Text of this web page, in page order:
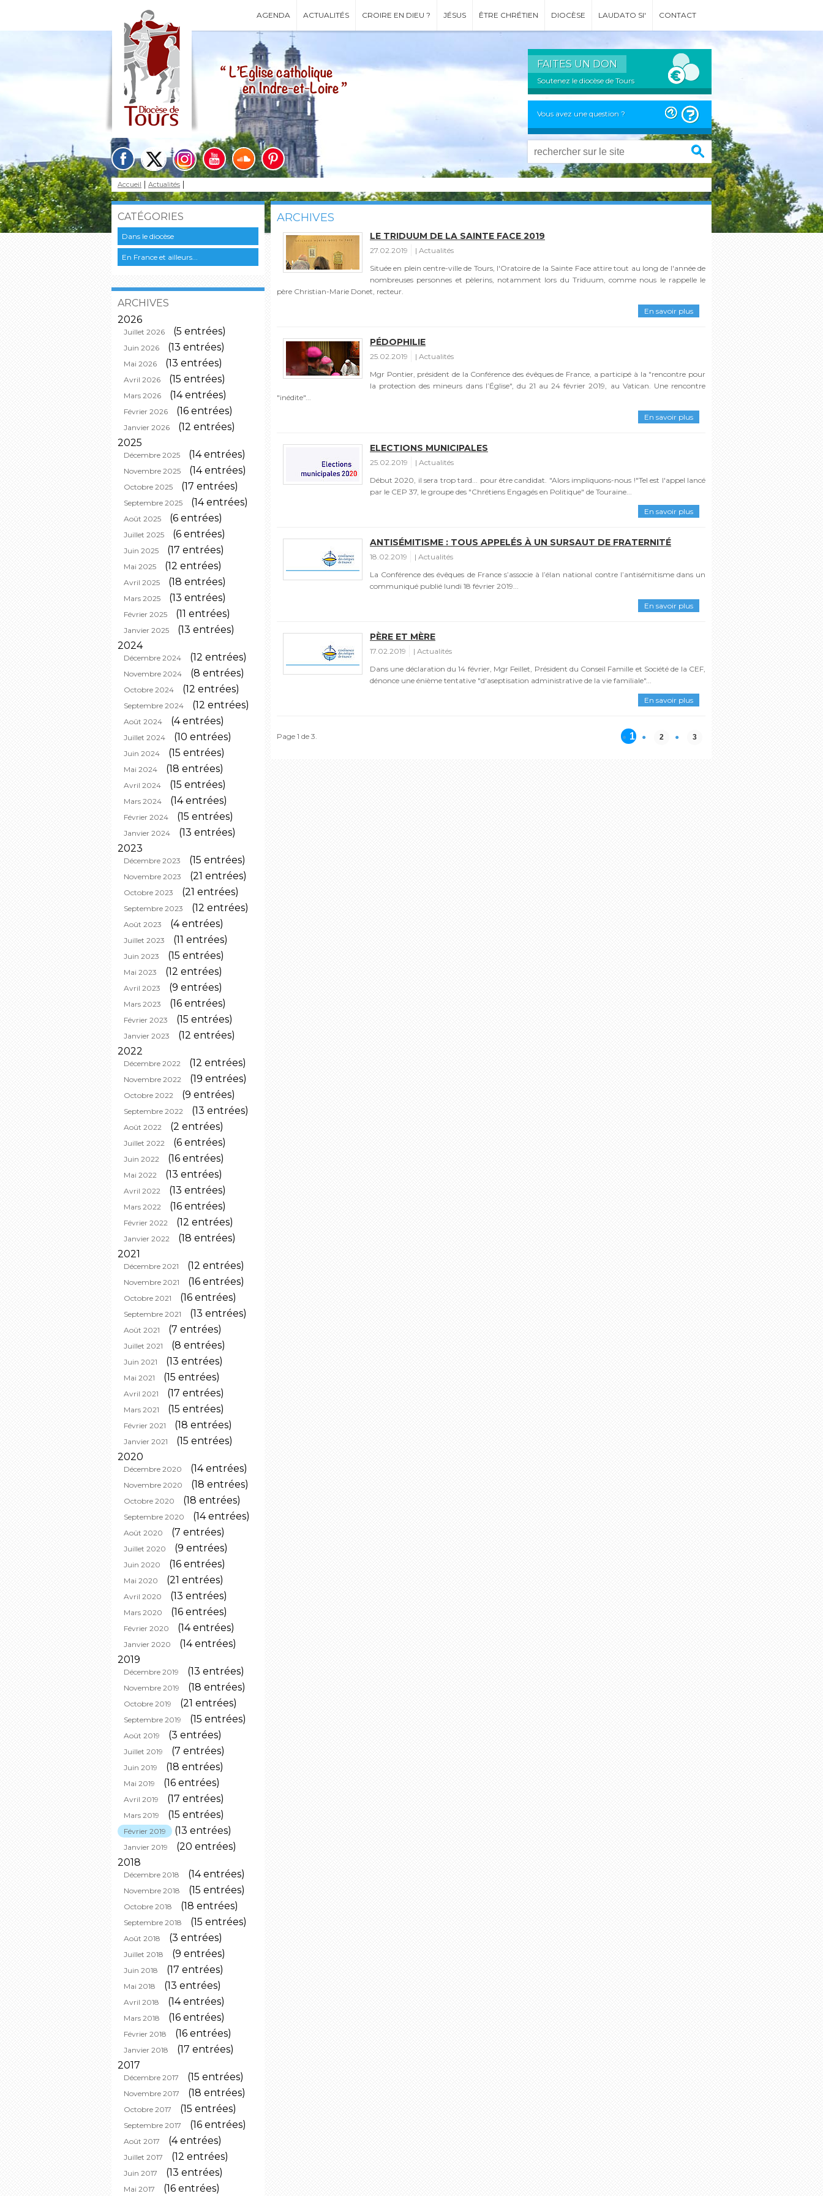
AGENDA ACTUALITÉS CROIRE EN DIEU ? JÉSUS ÊTRE CHRÉTIEN DIOCÈSE LAUDATO SI' CONTACT
FAITES UN DON
Soutenez le diocèse de Tours
Vous avez une question ?
Accueil Actualités
CATÉGORIES
Dans le diocèse
En France et ailleurs...
ARCHIVES
2026
Juillet 2026 (5 entrées)
Juin 2026 (13 entrées)
Mai 2026 (13 entrées)
Avril 2026 (15 entrées)
Mars 2026 (14 entrées)
Février 2026 (16 entrées)
Janvier 2026
(12 entrées)
2025
Décembre 2025 (14 entrées)
Novembre 2025 (14 entrées)
Octobre 2025 (17 entrées)
Septembre 2025 (14 entrées)
Août 2025 (6 entrées)
Juillet 2025 (6 entrées)
Juin 2025 (17 entrées)
Mai 2025 (12 entrées)
Avril 2025 (18 entrées)
Mars 2025 (13 entrées)
Février 2025 (11 entrées)
Janvier 2025
(13 entrées)
2024
Décembre 2024 (12 entrées)
Novembre 2024 (8 entrées)
Octobre 2024 (12 entrées)
Septembre 2024 (12 entrées)
Août 2024 (4 entrées)
Juillet 2024 (10 entrées)
Juin 2024 (15 entrées)
Mai 2024 (18 entrées)
Avril 2024 (15 entrées)
Mars 2024 (14 entrées)
Février 2024 (15 entrées)
Janvier 2024
(13 entrées)
2023
Décembre 2023 (15 entrées)
Novembre 2023 (21 entrées)
Octobre 2023 (21 entrées)
Septembre 2023 (12 entrées)
Août 2023 (4 entrées)
Juillet 2023 (11 entrées)
Juin 2023 (15 entrées)
Mai 2023 (12 entrées)
Avril 2023 (9 entrées)
Mars 2023 (16 entrées)
Février 2023 (15 entrées)
Janvier 2023
(12 entrées)
2022
Décembre 2022 (12 entrées)
Novembre 2022 (19 entrées)
Octobre 2022 (9 entrées)
Septembre 2022 (13 entrées)
Août 2022 (2 entrées)
Juillet 2022 (6 entrées)
Juin 2022 (16 entrées)
Mai 2022 (13 entrées)
Avril 2022 (13 entrées)
Mars 2022 (16 entrées)
Février 2022 (12 entrées)
Janvier 2022
(18 entrées)
2021
Décembre 2021 (12 entrées)
Novembre 2021 (16 entrées)
Octobre 2021 (16 entrées)
Septembre 2021 (13 entrées)
Août 2021 (7 entrées)
Juillet 2021 (8 entrées)
Juin 2021 (13 entrées)
Mai 2021 (15 entrées)
Avril 2021 (17 entrées)
Mars 2021 (15 entrées)
Février 2021 (18 entrées)
Janvier 2021
(15 entrées)
2020
Décembre 2020 (14 entrées)
Novembre 2020 (18 entrées)
Octobre 2020 (18 entrées)
Septembre 2020 (14 entrées)
Août 2020 (7 entrées)
Juillet 2020 (9 entrées)
Juin 2020 (16 entrées)
Mai 2020 (21 entrées)
Avril 2020 (13 entrées)
Mars 2020 (16 entrées)
Février 2020 (14 entrées)
Janvier 2020
(14 entrées)
2019
Décembre 2019 (13 entrées)
Novembre 2019 (18 entrées)
Octobre 2019 (21 entrées)
Septembre 2019 (15 entrées)
Août 2019 (3 entrées)
Juillet 2019 (7 entrées)
Juin 2019 (18 entrées)
Mai 2019 (16 entrées)
Avril 2019 (17 entrées)
Mars 2019 (15 entrées)
Février 2019 (13 entrées)
Janvier 2019
(20 entrées)
2018
Décembre 2018 (14 entrées)
Novembre 2018 (15 entrées)
Octobre 2018 (18 entrées)
Septembre 2018 (15 entrées)
Août 2018 (3 entrées)
Juillet 2018 (9 entrées)
Juin 2018 (17 entrées)
Mai 2018 (13 entrées)
Avril 2018 (14 entrées)
Mars 2018 (16 entrées)
Février 2018 (16 entrées)
Janvier 2018
(17 entrées)
2017
Décembre 2017 (15 entrées)
Novembre 2017 (18 entrées)
Octobre 2017 (15 entrées)
Septembre 2017 (16 entrées)
Août 2017 (4 entrées)
Juillet 2017 (12 entrées)
Juin 2017 (13 entrées)
Mai 2017 (16 entrées)
ARCHIVES
LE TRIDUUM DE LA SAINTE FACE 2019
27.02.2019
Actualités
Située en plein centre-ville de Tours, l'Oratoire de la Sainte Face attire tout au long de l'année de
nombreuses personnes et pèlerins, notamment lors du Triduum, comme nous le rappelle le
père Christian-Marie Donet, recteur.
En savoir plus
PÉDOPHILIE
25.02.2019
Actualités
Mgr Pontier, président de la Conférence des évêques de France, a participé à la "rencontre pour
la protection des mineurs dans l’Église", du 21 au 24 février 2019, au Vatican. Une rencontre
"inédite"...
En savoir plus
ELECTIONS MUNICIPALES
25.02.2019
Actualités
Début 2020, il sera trop tard... pour être candidat. "Alors impliquons-nous !"Tel est l'appel lancé
par le CEP 37, le groupe des "Chrétiens Engagés en Politique" de Touraine...
En savoir plus
ANTISÉMITISME : TOUS APPELÉS À UN SURSAUT DE FRATERNITÉ
18.02.2019
Actualités
La Conférence des évêques de France s’associe à l’élan national contre l’antisémitisme dans un
communiqué publié lundi 18 février 2019...
En savoir plus
PÈRE ET MÈRE
17.02.2019
Actualités
Dans une déclaration du 14 février, Mgr Feillet, Président du Conseil Famille et Société de la CEF,
dénonce une énième tentative "d'aseptisation administrative de la vie familiale"...
En savoir plus
Page 1 de 3. 1 2 3